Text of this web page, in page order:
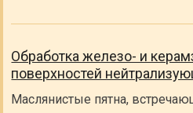
Обработка железо- и
поверхностей
Маслянистые пятна,